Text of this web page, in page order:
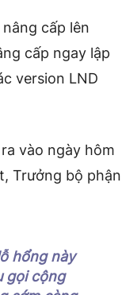
cấp lên
cấp ngay lập
version LND
vào ngày hôm
Trưởng bộ phận
hổng này
gọi cộng